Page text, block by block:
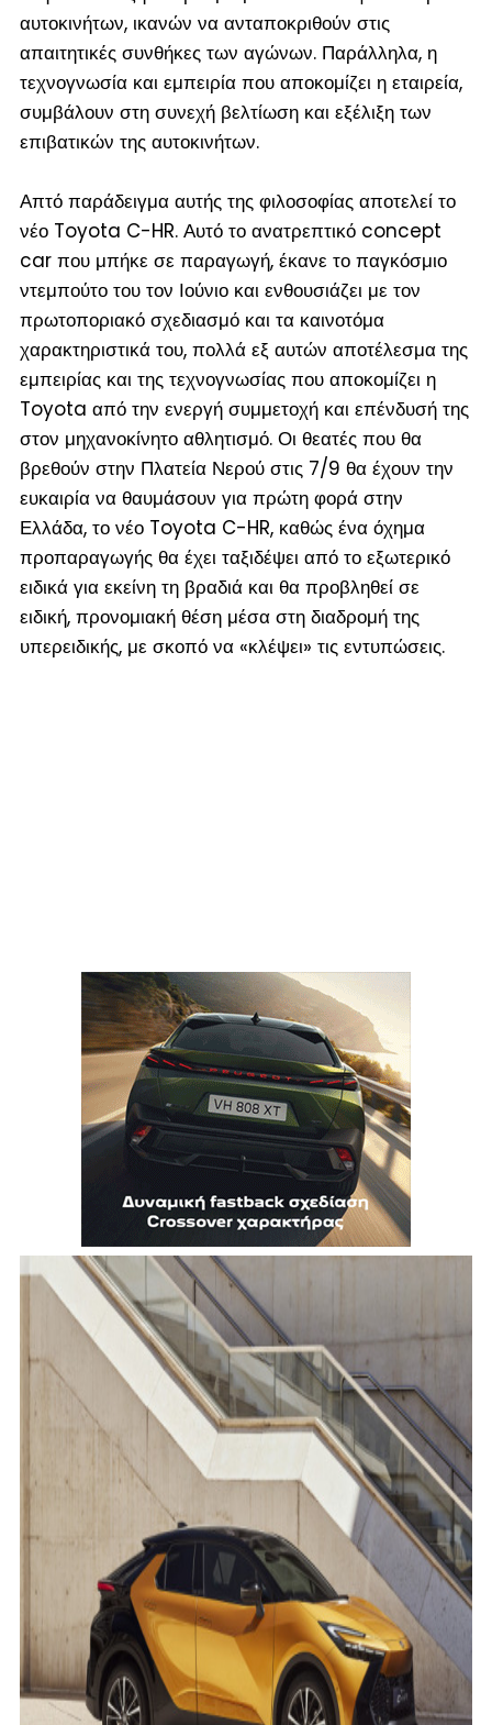
αυτοκινήτων, ικανών να ανταποκριθούν στις
απαιτητικές συνθήκες των αγώνων. Παράλληλα, η
τεχνογνωσία και εμπειρία που αποκομίζει η εταιρεία,
συμβάλουν στη συνεχή βελτίωση και εξέλιξη των
επιβατικών της αυτοκινήτων.
Απτό παράδειγμα αυτής της φιλοσοφίας αποτελεί το
νέο Toyota C-HR. Αυτό το ανατρεπτικό concept
car που μπήκε σε παραγωγή, έκανε το παγκόσμιο
ντεμπούτο του τον Ιούνιο και ενθουσιάζει με τον
πρωτοποριακό σχεδιασμό και τα καινοτόμα
χαρακτηριστικά του, πολλά εξ αυτών αποτέλεσμα της
εμπειρίας και της τεχνογνωσίας που αποκομίζει η
Toyota από την ενεργή συμμετοχή και επένδυσή της
στον μηχανοκίνητο αθλητισμό. Οι θεατές που θα
βρεθούν στην Πλατεία Νερού στις 7/9 θα έχουν την
ευκαιρία να θαυμάσουν για πρώτη φορά στην
Ελλάδα, το νέο Toyota C-HR, καθώς ένα όχημα
προπαραγωγής θα έχει ταξιδέψει από το εξωτερικό
ειδικά για εκείνη τη βραδιά και θα προβληθεί σε
ειδική, προνομιακή θέση μέσα στη διαδρομή της
υπερειδικής, με σκοπό να «κλέψει» τις εντυπώσεις.